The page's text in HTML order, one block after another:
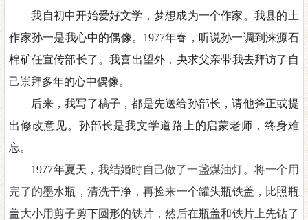
我自初中开始爱好文学，梦想成为一个作家。我县的土
作家孙一是我心中的偶像。 1977年春，听说孙一调到涞源石
棉矿任宣传部长了。我喜出望外，央求父亲带我去拜访了自
己崇拜多年的心中偶像。
后来，我写了稿子，都是先送给孙部长，请他斧正或提
出修改意见。孙部长是我文学道路上的启蒙老师，终身难
忘。
1977年夏天， 我结婚时自己做了一盏煤油灯。将一个用
完了的墨水瓶，清洗干净，再捡来一个罐头瓶铁盖，比照瓶
盖大小用剪子剪下圆形的铁片，然后在瓶盖和铁片上先钻了